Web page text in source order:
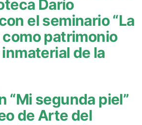
Darío
el seminario “La
patrimonio
de la
“Mi segunda piel”
de Arte del